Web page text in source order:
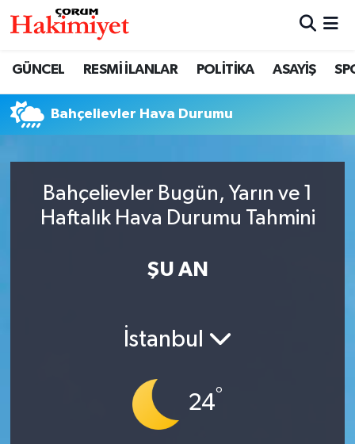
GÜNCEL RESMİ İLANLAR POLİTİKA ASAYİŞ
Bahçelievler Hava Durumu
Bahçelievler Bugün, Yarın ve 1
Haftalık Hava Durumu Tahmini
ŞU AN
İstanbul
24°
EKONOMİ
Nöbetçi Eczaneler
Süper Lig Puan Durumu ve Fikstür